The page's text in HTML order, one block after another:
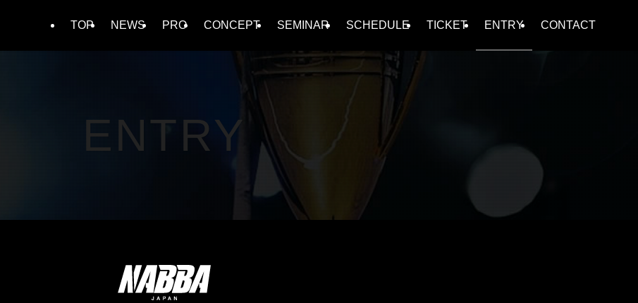
TOP NEWS PRO CONCEPT SEMINAR SCHEDULE TICKET ENTRY CONTACT
ENTRY